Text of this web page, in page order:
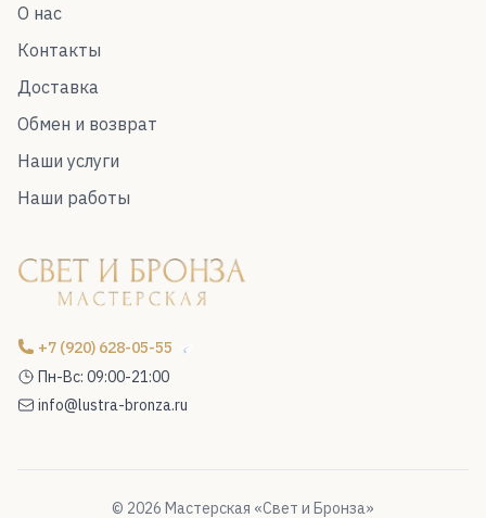
О нас
Контакты
Доставка
Обмен и возврат
Наши услуги
Наши работы
+7 (920) 628-05-55
Пн-Вс: 09:00-21:00
info@lustra-bronza.ru
© 2026 Мастерская «Свет и Бронза»